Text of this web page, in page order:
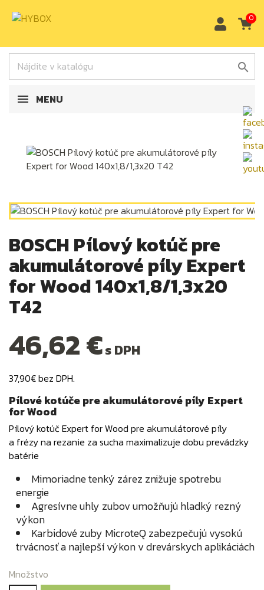

0
MENU
BOSCH Pílový kotúč pre
akumulátorové píly Expert
for Wood 140x1,8/1,3x20
T42
46,62 €s DPH
37,90€ bez DPH.
Pílové kotúče pre akumulátorové píly Expert
for Wood
Pílový kotúč Expert for Wood pre akumulátorové píly
a frézy na rezanie za sucha maximalizuje dobu prevádzky
batérie
Mimoriadne tenký zárez znižuje spotrebu
energie
Agresívne uhly zubov umožňujú hladký rezný
výkon
Karbidové zuby MicroteQ zabezpečujú vysokú
trvácnosť a najlepší výkon v drevárskych aplikáciách
Množstvo